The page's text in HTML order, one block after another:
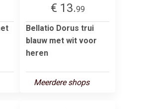
€ 13.99
Bellatio Dorus trui
blauw met wit voor
heren
Meerdere shops